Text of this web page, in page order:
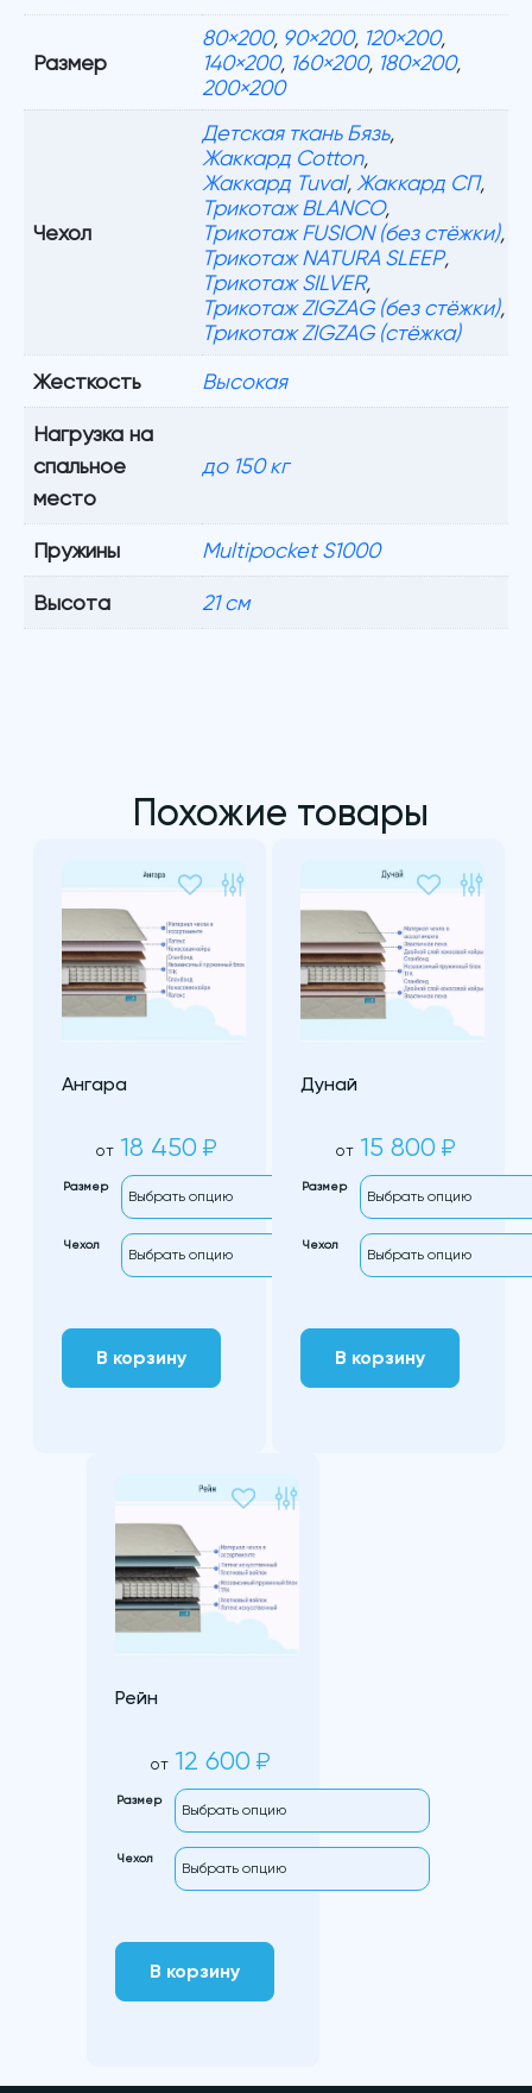
Размер
80×200, 90×200, 120×200,
140×200, 160×200, 180×200,
200×200
Чехол
Детская ткань Бязь,
Жаккард Cotton,
Жаккард Tuval,Жаккард СП,
Трикотаж BLANCO,
Трикотаж FUSION (без стёжки),
Трикотаж NATURA SLEEP,
Трикотаж SILVER,
Трикотаж ZIGZAG (без стёжки),
Трикотаж ZIGZAG (стёжка)
Жесткость
Высокая
Нагрузка на
спальное
место
до 150 кг
Пружины Multipocket S1000
Высота 21 см
Похожие товары
Ангара
от 18 450 ₽
Размер
Чехол
В корзину
Дунай
от 15 800 ₽
Размер
Чехол
В корзину
Рейн
от 12 600 ₽
Размер
Чехол
В корзину